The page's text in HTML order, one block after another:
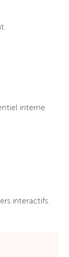
interne
interactifs.